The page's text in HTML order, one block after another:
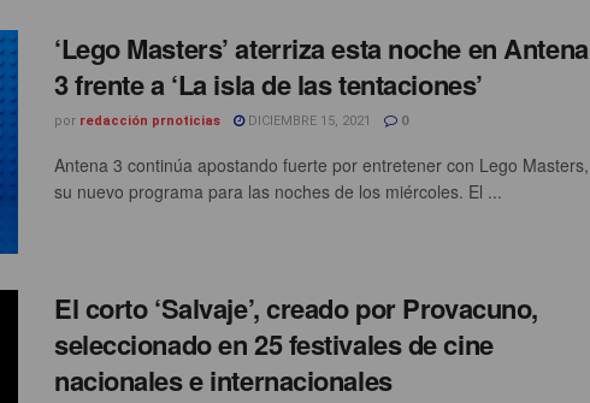
‘Lego Masters’ aterriza esta noche en Antena
3 frente a ‘La isla de las tentaciones’
por redacción prnoticias DICIEMBRE 15, 2021 0
Antena 3 continúa apostando fuerte por entretener con Lego Masters,
su nuevo programa para las noches de los miércoles. El ...
El corto ‘Salvaje’, creado por Provacuno,
seleccionado en 25 festivales de cine
nacionales e internacionales